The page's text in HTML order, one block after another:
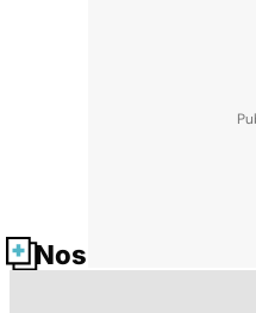
Nos fiches santé